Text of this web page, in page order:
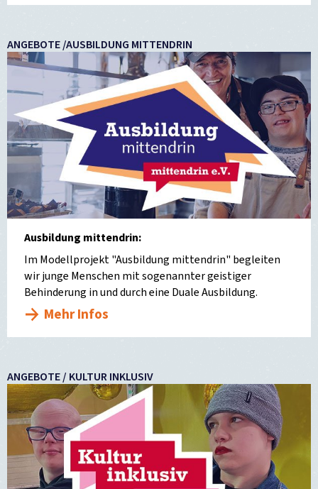
ANGEBOTE /AUSBILDUNG MITTENDRIN
Ausbildung mittendrin:
Im Modellprojekt "Ausbildung mittendrin" begleiten
wir junge Menschen mit sogenannter geistiger
Behinderung in und durch eine Duale Ausbildung.
Mehr Infos
ANGEBOTE / KULTUR INKLUSIV